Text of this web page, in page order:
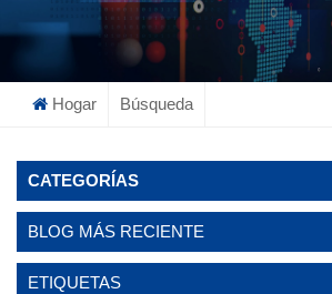
Hogar Búsqueda
CATEGORÍAS
BLOG MÁS RECIENTE
ETIQUETAS